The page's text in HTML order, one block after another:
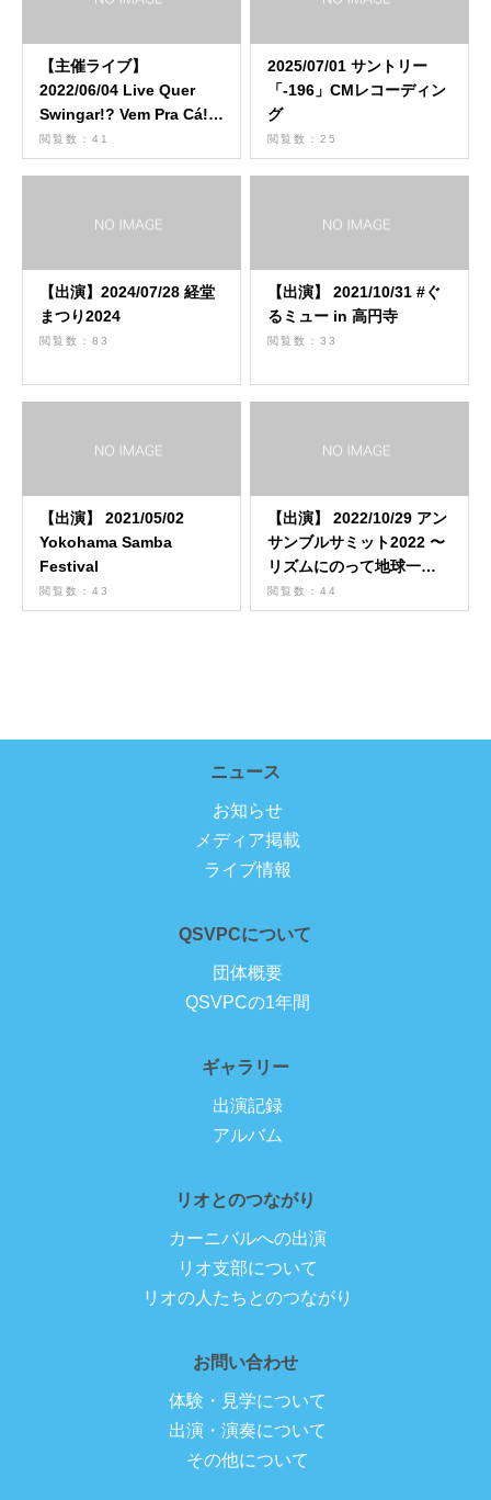
【主催ライブ】
2022/06/04 Live Quer
Swingar!? Vem Pra Cá!!!
Vol.4
閲覧数：41
2025/07/01 サントリー
「-196」CMレコーディン
グ
閲覧数：25
【出演】2024/07/28 経堂
まつり2024
閲覧数：83
【出演】 2021/10/31 #ぐ
るミュー in 高円寺
閲覧数：33
【出演】 2021/05/02
Yokohama Samba
Festival
閲覧数：43
【出演】 2022/10/29 アン
サンブルサミット2022 〜
リズムにのって地球一
周！〜
閲覧数：44
ニュース
お知らせ
メディア掲載
ライブ情報
QSVPCについて
団体概要
QSVPCの1年間
ギャラリー
出演記録
アルバム
リオとのつながり
カーニバルへの出演
リオ支部について
リオの人たちとのつながり
お問い合わせ
体験・見学について
出演・演奏について
その他について